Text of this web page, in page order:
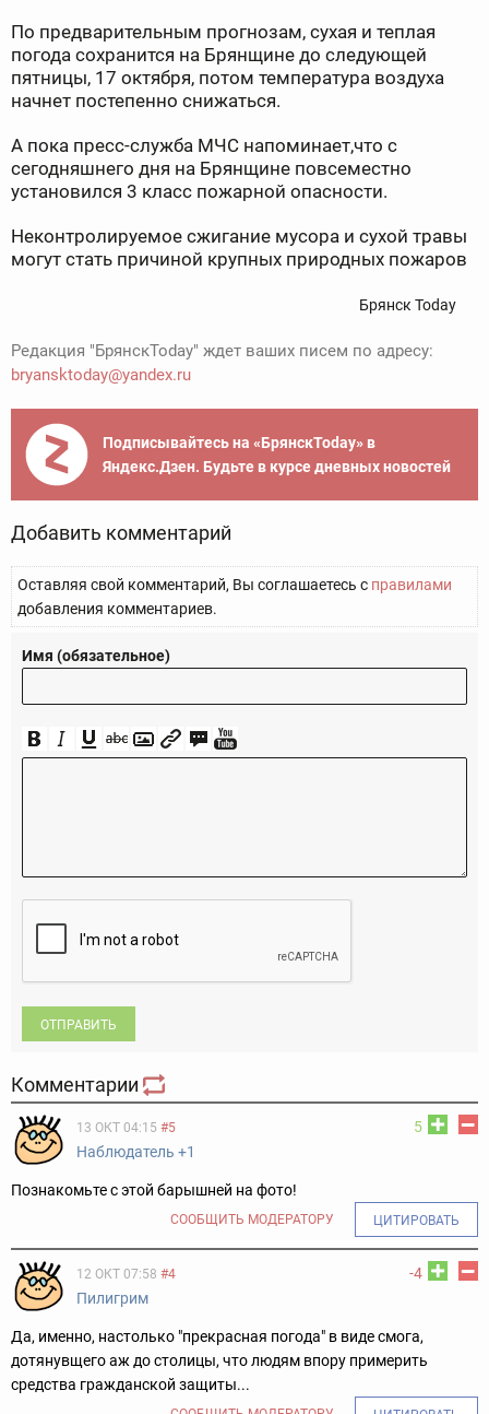
По предварительным прогнозам, сухая и теплая
погода сохранится на Брянщине до следующей
пятницы, 17 октября, потом температура воздуха
начнет постепенно снижаться.
А пока пресс-служба МЧС напоминает,что с
сегодняшнего дня на Брянщине повсеместно
установился 3 класс пожарной опасности.
Неконтролируемое сжигание мусора и сухой травы
могут стать причиной крупных природных пожаров
Брянск Today
Редакция "БрянскToday" ждет ваших писем по адресу:
bryansktoday@yandex.ru
Подписывайтесь на «БрянскToday» в
Яндекс.Дзен. Будьте в курсе дневных новостей
Добавить комментарий
Оставляя свой комментарий, Вы соглашаетесь с правилами
добавления комментариев.
Имя (обязательное)
ОТПРАВИТЬ
Комментарии
5
13 ОКТ 04:15 #5
Наблюдатель +1
Познакомьте с этой барышней на фото!
СООБЩИТЬ МОДЕРАТОРУ ЦИТИРОВАТЬ
-4
12 ОКТ 07:58 #4
Пилигрим
Да, именно, настолько "прекрасная погода" в виде смога,
дотянувщего аж до столицы, что людям впору примерить
средства гражданской защиты...